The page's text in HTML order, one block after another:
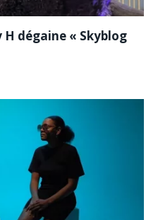
H dégaine « Skyblog